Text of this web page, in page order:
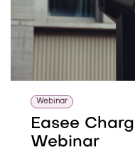
Webinar
Easee
Webinar